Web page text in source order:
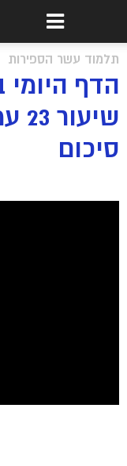
תלמוד עשר הספירות
הדף
סיכום